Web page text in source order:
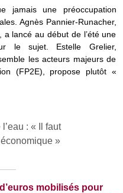
jamais une préoccupation
Agnès Pannier-Runacher,
lancé au début de l’été une
le sujet. Estelle Grelier,
les acteurs majeurs de
(FP2E), propose plutôt «
mobilisés pour